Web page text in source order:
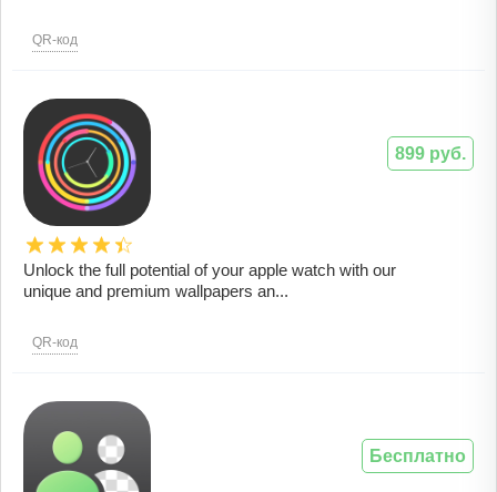
QR-код
Unlock the full potential of your apple watch with our
unique and premium wallpapers an...
QR-код
899 руб.
Бесплатно